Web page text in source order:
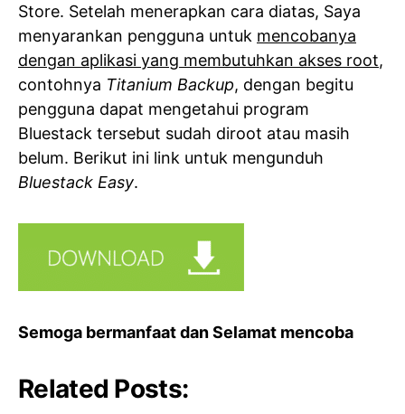
Store. Setelah menerapkan cara diatas, Saya
menyarankan pengguna untuk mencobanya
dengan aplikasi yang membutuhkan akses root,
contohnya Titanium Backup, dengan begitu
pengguna dapat mengetahui program
Bluestack tersebut sudah diroot atau masih
belum. Berikut ini link untuk mengunduh
Bluestack Easy.
Semoga bermanfaat dan Selamat mencoba
Related Posts: